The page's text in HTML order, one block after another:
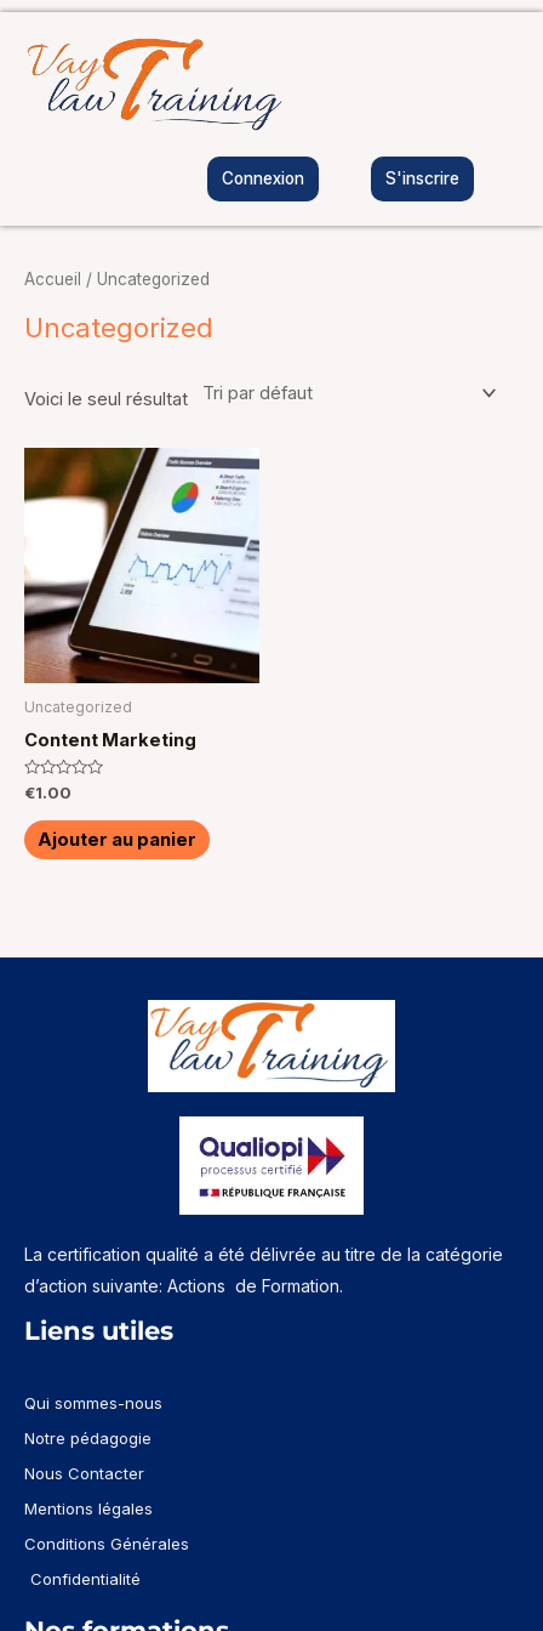
Aller
contenu
Connexion S'inscrire
Accueil / Uncategorized
Uncategorized
Voici le seul résultat
Uncategorized
Content Marketing
Note
0
sur
5
€1.00
Ajouter au panier
La certification qualité a été délivrée au titre de la catégorie
d’action suivante: Actions de Formation.
Liens utiles
Qui sommes-nous
Notre pédagogie
Nous Contacter
Mentions légales
Conditions Générales
Confidentialité